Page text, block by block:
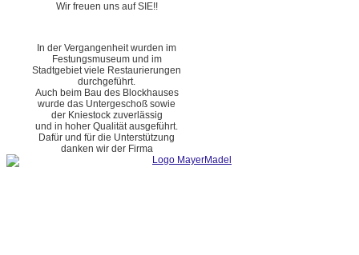
Wir freuen uns auf SIE!!
In der Vergangenheit wurden im
Festungsmuseum und im
Stadtgebiet viele Restaurierungen
durchgeführt.
Auch beim Bau des Blockhauses
wurde das Untergeschoß sowie
der Kniestock zuverlässig
und in hoher Qualität ausgeführt.
Dafür und für die Unterstützung
danken wir der Firma